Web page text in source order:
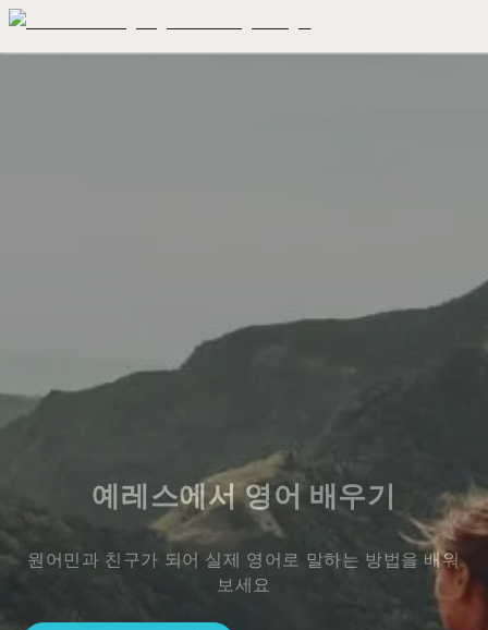
예레스에서 영어 배우기
원어민과 친구가 되어 실제 영어로 말하는 방법을 배워
보세요